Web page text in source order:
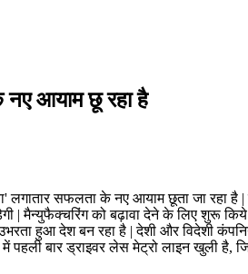
आयाम छू रहा है
लगातार सफलता के नए आयाम छूता जा रहा
| मैन्युफैक्चरिंग को बढ़ावा देने के लिए शुरू
हुआ देश बन रहा है | देशी और विदेशी
बार ड्राइवर लेस मेट्रो लाइन खुली है,